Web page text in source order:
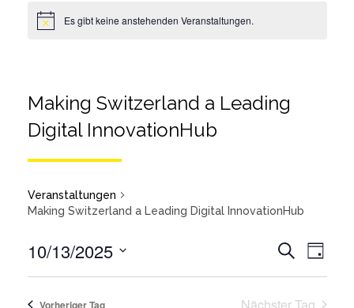
Es gibt keine anstehenden Veranstaltungen.
Making Switzerland a Leading
Digital InnovationHub
Veranstaltungen
Making Switzerland a Leading Digital InnovationHub
Suche
Tag
10/13/2025
Wählen
Vorheriger Tag Nächster Tag